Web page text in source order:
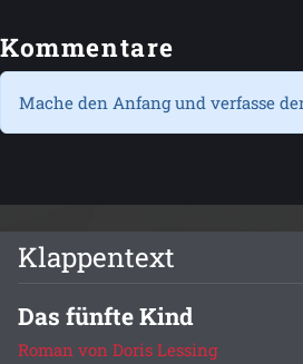
Kommentare
Mache den Anfang und verfasse
Klappentext
Das fünfte Kind
Roman von Doris Lessing